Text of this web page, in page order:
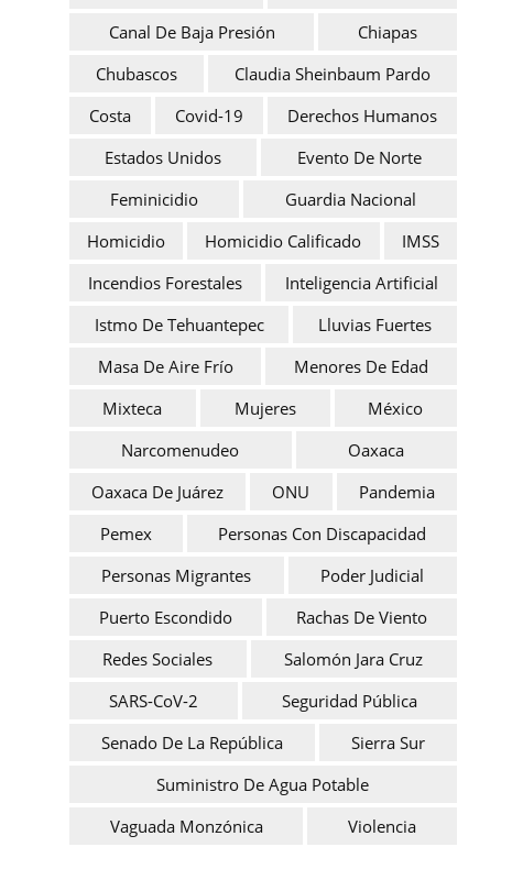
Canal De Baja Presión
Chiapas
Chubascos
Claudia Sheinbaum Pardo
Costa
Covid-19
Derechos Humanos
Estados Unidos
Evento De Norte
Feminicidio
Guardia Nacional
Homicidio
Homicidio Calificado
IMSS
Incendios Forestales
Inteligencia Artificial
Istmo De Tehuantepec
Lluvias Fuertes
Masa De Aire Frío
Menores De Edad
Mixteca
Mujeres
México
Narcomenudeo
Oaxaca
Oaxaca De Juárez
ONU
Pandemia
Pemex
Personas Con Discapacidad
Personas Migrantes
Poder Judicial
Puerto Escondido
Rachas De Viento
Redes Sociales
Salomón Jara Cruz
SARS-CoV-2
Seguridad Pública
Senado De La República
Sierra Sur
Suministro De Agua Potable
Vaguada Monzónica
Violencia